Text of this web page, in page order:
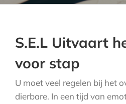
S.E.L Uitvaart
voor stap
U moet veel regelen bij het
dierbare. In een tijd van